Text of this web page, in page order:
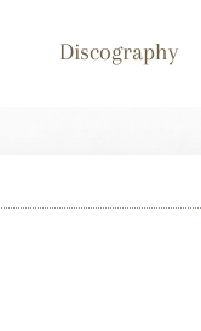
Discography